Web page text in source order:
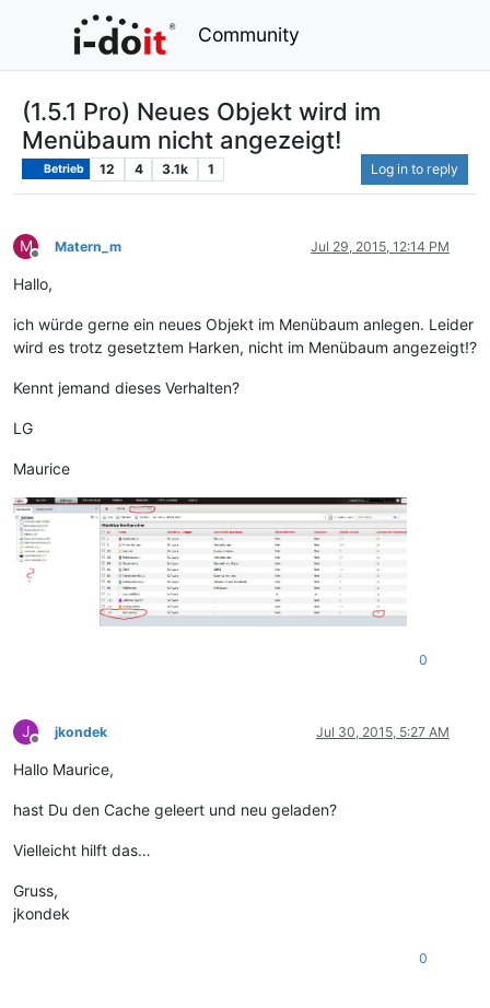
Community
(1.5.1 Pro) Neues Objekt wird im
Menübaum nicht angezeigt!
Betrieb 12 4 3.1k 1 Log in to reply
M
Offline
Matern_m Jul 29, 2015, 12:14 PM
Hallo,
ich würde gerne ein neues Objekt im Menübaum anlegen. Leider
wird es trotz gesetztem Harken, nicht im Menübaum angezeigt!?
Kennt jemand dieses Verhalten?
LG
Maurice
0
J
Offline
jkondek Jul 30, 2015, 5:27 AM
Hallo Maurice,
hast Du den Cache geleert und neu geladen?
Vielleicht hilft das…
Gruss,
jkondek
0